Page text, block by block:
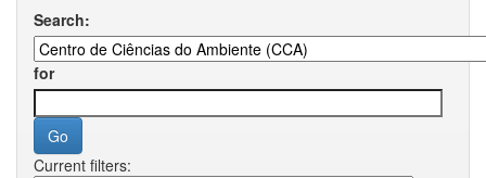
Search:
for
Current filters: